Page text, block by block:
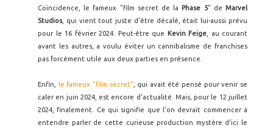
Coïncidence, le fameux "film secret de la
Phase 5" deMarvel
Studios, qui vient tout juste d'être décalé, était lui-aussi prévu
pour le 16 février 2024. Peut-être que
Kevin Feige , au courant
avant les autres, a voulu éviter un cannibalisme de franchises
pas forcément utile aux deux parties en présence.
Enfin, le fameux "film secret" , qui avait été pensé pour venir se
caler en juin 2024, est encore d'actualité. Mais, pour le 12 juillet
2024, finalement. Ce qui signifie que l'on devrait commencer à
entendre parler de cette curieuse production mystère d'ici le